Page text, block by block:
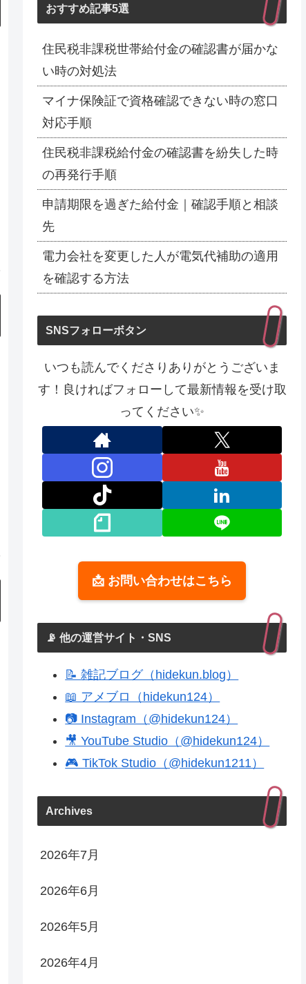
おすすめ記事5選
住民税非課税世帯給付金の確認書が届かな
い時の対処法
マイナ保険証で資格確認できない時の窓口
対応手順
住民税非課税給付金の確認書を紛失した時
の再発行手順
申請期限を過ぎた給付金｜確認手順と相談
先
電力会社を変更した人が電気代補助の適用
を確認する方法
SNSフォローボタン
いつも読んでくださりありがとうございま
す！良ければフォローして最新情報を受け取
ってください✨
📩 お問い合わせはこちら
📡 他の運営サイト・SNS
📝 雑記ブログ（hidekun.blog）
📖 アメブロ（hidekun124）
📷 Instagram（@hidekun124）
🎥 YouTube Studio（@hidekun124）
🎮 TikTok Studio（@hidekun1211）
Archives
2026年7月
2026年6月
2026年5月
2026年4月